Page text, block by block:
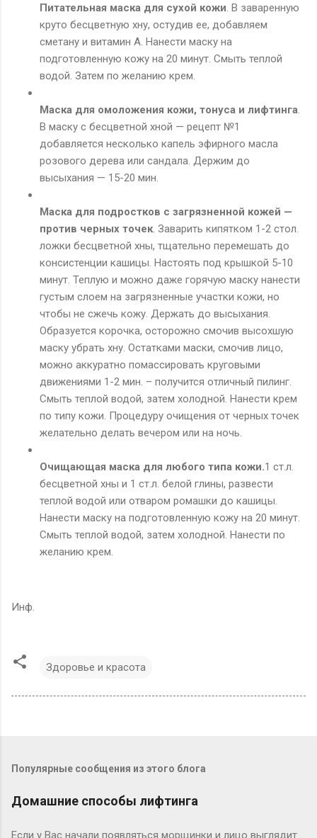
Питательная маска для сухой кожи . В заваренную
круто бесцветную хну, остудив ее, добавляем
сметану и витамин А. Нанести маску на
подготовленную кожу на 20 минут. Смыть теплой
водой. Затем по желанию крем.
Маска для омоложения кожи, тонуса и лифтинга
В маску с бесцветной хной — рецепт №1
добавляется несколько капель эфирного масла
розового дерева или сандала. Держим до
высыхания — 15-20 мин.
Маска для подростков с загрязненной кожей —
против черных точек . Заварить кипятком 1-2 стол.
ложки бесцветной хны, тщательно перемешать до
консистенции кашицы. Настоять под крышкой 5-10
минут. Теплую и можно даже горячую маску нанести
густым слоем на загрязненные участки кожи, но
чтобы не сжечь кожу. Держать до высыхания.
Образуется корочка, осторожно смочив высохшую
маску убрать хну. Остатками маски, смочив лицо,
можно аккуратно помассировать круговыми
движениями 1-2 мин. – получится отличный пилинг.
Смыть теплой водой, затем холодной. Нанести крем
по типу кожи. Процедуру очищения от черных точек
желательно делать вечером или на ночь.
Очищающая маска для любого типа кожи.1 ст.л.
бесцветной хны и 1 ст.л. белой глины, развести
теплой водой или отваром ромашки до кашицы.
Нанести маску на подготовленную кожу на 20 минут.
Смыть теплой водой, затем холодной. Нанести по
желанию крем.
Инф.
Здоровье и красота
Популярные сообщения из этого блога
Домашние способы лифтинга
Если у Вас начали появляться морщинки и лицо выглядит